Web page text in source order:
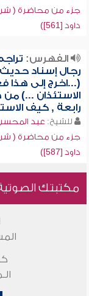
جزء من محاضرة (
داود [561])
الفهرس:
رجال إسناد حديث
(...اخرج إلى هذا
الاستئذان ...)
رابعة , كيف
للشيخ: عبد
جزء من محاضرة (
داود [587])
مكتبتك